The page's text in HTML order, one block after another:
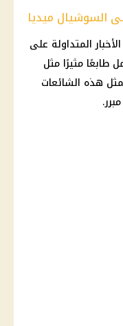
السوشيال ميديا
المتداولة على
طابعًا مثيرًا مثل
هذه الشائعات